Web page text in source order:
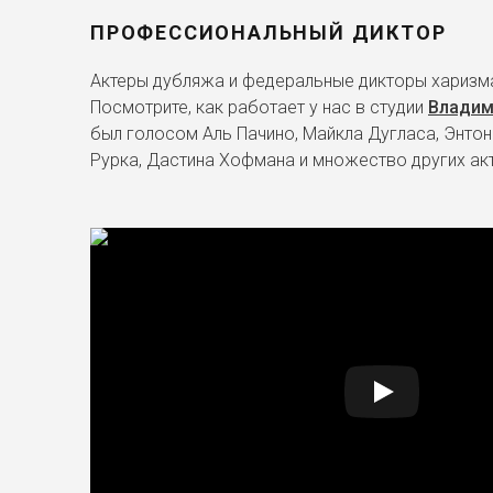
ПРОФЕССИОНАЛЬНЫЙ ДИКТОР
Актеры дубляжа и федеральные дикторы
Посмотрите, как работает у нас в студии
был голосом Аль Пачино, Майкла Дугласа,
Рурка, Дастина Хофмана и множество других